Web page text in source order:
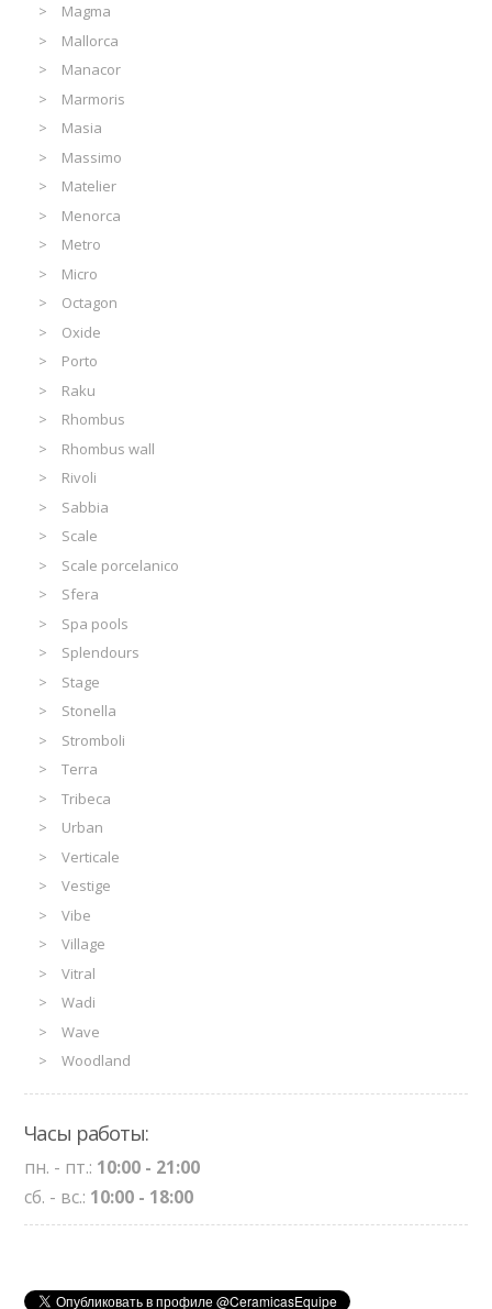
Magma
Mallorca
Manacor
Marmoris
Masia
Massimo
Matelier
Menorca
Metro
Micro
Octagon
Oxide
Porto
Raku
Rhombus
Rhombus wall
Rivoli
Sabbia
Scale
Scale porcelanico
Sfera
Spa pools
Splendours
Stage
Stonella
Stromboli
Terra
Tribeca
Urban
Verticale
Vestige
Vibe
Village
Vitral
Wadi
Wave
Woodland
Часы работы:
пн. - пт.: 10:00 - 21:00
сб. - вс.: 10:00 - 18:00